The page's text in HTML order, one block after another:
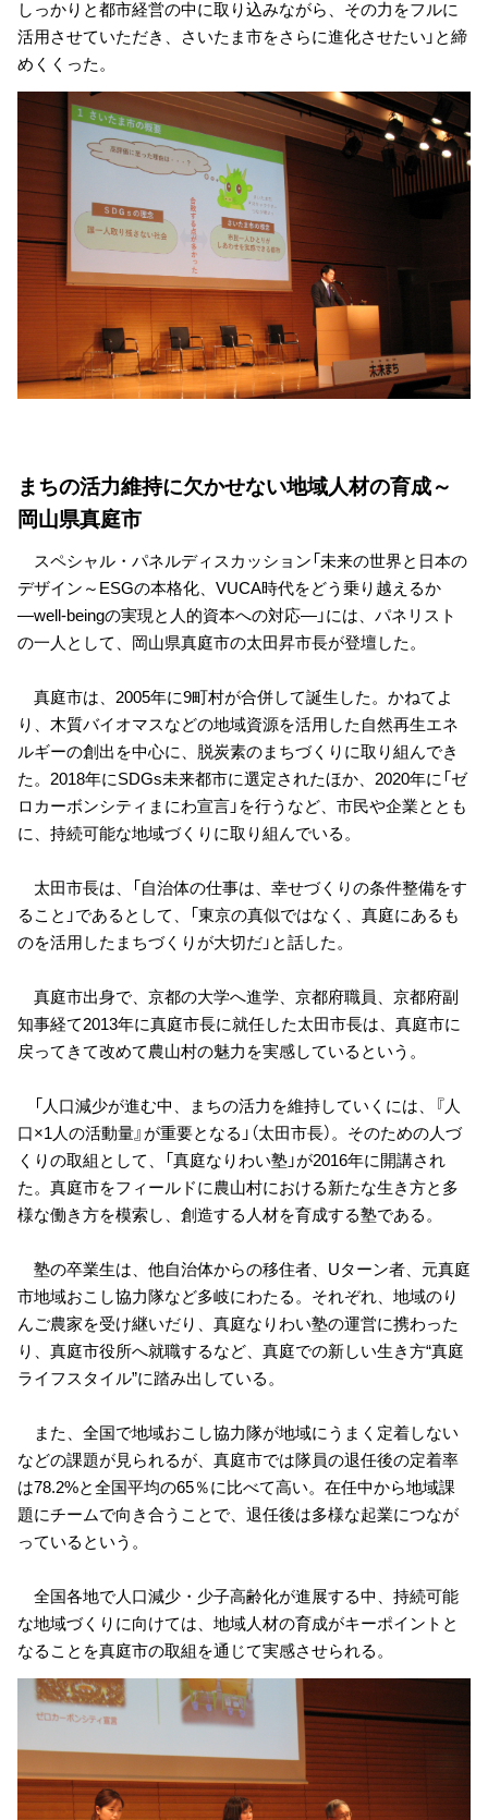
しっかりと都市経営の中に取り込みながら、その力をフルに
活用させていただき、さいたま市をさらに進化させたい」と締
めくくった。
まちの活力維持に欠かせない地域人材の育成～
岡山県真庭市
スペシャル・パネルディスカッション「未来の世界と日本の
デザイン～ESGの本格化、VUCA時代をどう乗り越えるか
―well-beingの実現と人的資本への対応―」には、パネリスト
の一人として、岡山県真庭市の太田昇市長が登壇した。
真庭市は、2005年に9町村が合併して誕生した。かねてよ
り、木質バイオマスなどの地域資源を活用した自然再生エネ
ルギーの創出を中心に、脱炭素のまちづくりに取り組んでき
た。2018年にSDGs未来都市に選定されたほか、2020年に「ゼ
ロカーボンシティまにわ宣言」を行うなど、市民や企業ととも
に、持続可能な地域づくりに取り組んでいる。
太田市長は、「自治体の仕事は、幸せづくりの条件整備をす
ること」であるとして、「東京の真似ではなく、真庭にあるも
のを活用したまちづくりが大切だ」と話した。
真庭市出身で、京都の大学へ進学、京都府職員、京都府副
知事経て2013年に真庭市長に就任した太田市長は、真庭市に
戻ってきて改めて農山村の魅力を実感しているという。
「人口減少が進む中、まちの活力を維持していくには、『人
口×1人の活動量』が重要となる」（太田市長）。そのための人づ
くりの取組として、「真庭なりわい塾」が2016年に開講され
た。真庭市をフィールドに農山村における新たな生き方と多
様な働き方を模索し、創造する人材を育成する塾である。
塾の卒業生は、他自治体からの移住者、Uターン者、元真庭
市地域おこし協力隊など多岐にわたる。それぞれ、地域のり
んご農家を受け継いだり、真庭なりわい塾の運営に携わった
り、真庭市役所へ就職するなど、真庭での新しい生き方“真庭
ライフスタイル”に踏み出している。
また、全国で地域おこし協力隊が地域にうまく定着しない
などの課題が見られるが、真庭市では隊員の退任後の定着率
は78.2%と全国平均の65％に比べて高い。在任中から地域課
題にチームで向き合うことで、退任後は多様な起業につなが
っているという。
全国各地で人口減少・少子高齢化が進展する中、持続可能
な地域づくりに向けては、地域人材の育成がキーポイントと
なることを真庭市の取組を通じて実感させられる。